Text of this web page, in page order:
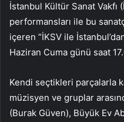
İstanbul Kültür Sanat Vakfı
performansları ile bu
içeren “İKSV ile
Haziran Cuma günü saat
Kendi seçtikleri parçalarla
müzisyen ve gruplar
(Burak Güven), Büyük Ev